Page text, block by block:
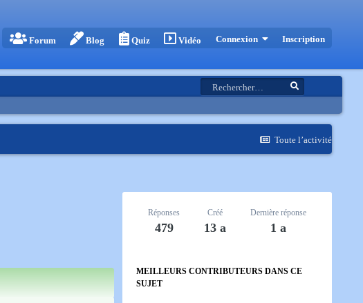
Forum Blog Quiz Vidéo Connexion Inscription
Toute l’activité
Réponses
479
Créé
13 a
Dernière réponse
1 a
MEILLEURS CONTRIBUTEURS DANS CE
SUJET